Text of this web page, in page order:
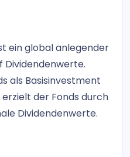
ein global anlegender
Dividendenwerte.
als Basisinvestment
der Fonds durch
Dividendenwerte.